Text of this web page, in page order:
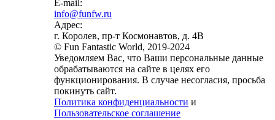
E-mail:
info@funfw.ru
Адрес:
г. Королев, пр-т Космонавтов, д. 4В
© Fun Fantastic World, 2019-2024
Уведомляем Вас, что Ваши персональные данные
обрабатываются на сайте в целях его
функционирования. В случае несогласия, просьба
покинуть сайт.
Политика конфиденциальности и
Пользовательское соглашение